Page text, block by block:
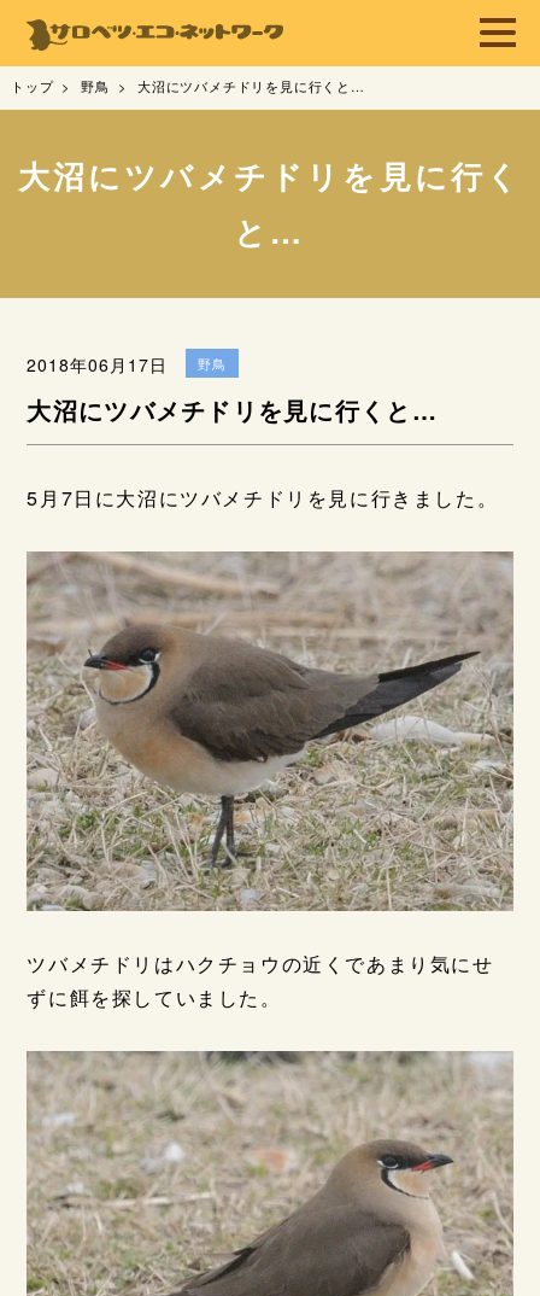
トップ 野鳥 大沼にツバメチドリを見に行くと…
大沼にツバメチドリを見に行く
と…
2018年06月17日 野鳥
大沼にツバメチドリを見に行くと…
5月7日に大沼にツバメチドリを見に行きました。
ツバメチドリはハクチョウの近くであまり気にせ
ずに餌を探していました。